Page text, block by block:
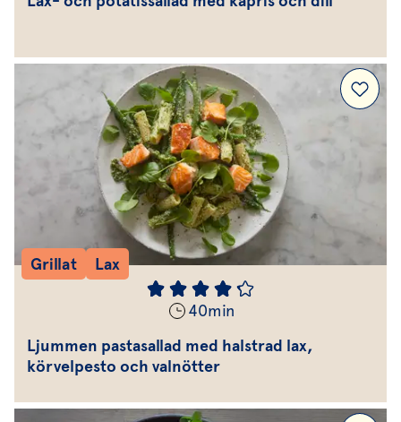
Grillat Lax
40min
Ljummen pastasallad med halstrad lax,
körvelpesto och valnötter